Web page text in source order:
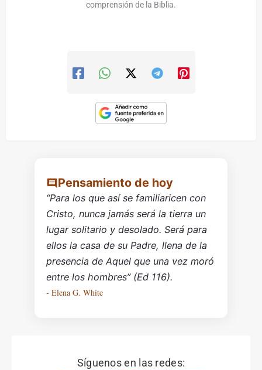
comprensión de la Biblia.
Pensamiento de hoy
“Para los que así se familiaricen con
Cristo, nunca jamás será la tierra un
lugar solitario y desolado. Será para
ellos la casa de su Padre, llena de la
presencia de Aquel que una vez moró
entre los hombres” (Ed 116).
- Elena G. White
Síguenos en las redes: